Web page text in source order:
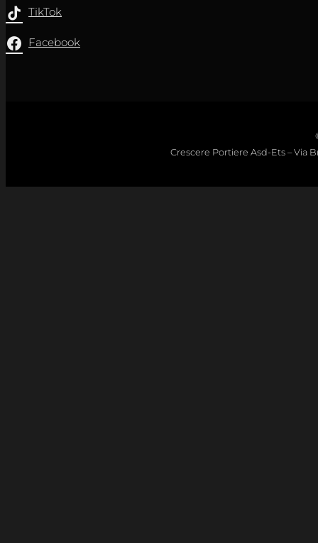
TikTok
Facebook
Crescere Portiere Asd-Ets – Via